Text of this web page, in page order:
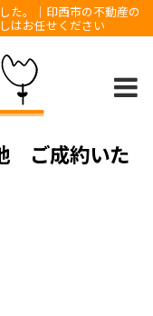
。｜印西市の不動産の
はお任せください
ご成約いた